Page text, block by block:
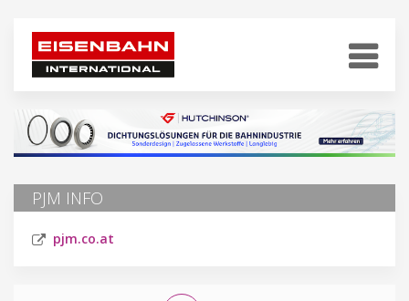
PJM INFO
pjm.co.at